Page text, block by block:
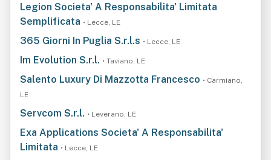
Legion Societa' A Responsabilita' Limitata
Semplificata • Lecce, LE
365 Giorni In Puglia S.r.l.s • Lecce, LE
Im Evolution S.r.l. • Taviano, LE
Salento Luxury Di Mazzotta Francesco • Carmiano,
LE
Servcom S.r.l. • Leverano, LE
Exa Applications Societa' A Responsabilita'
Limitata • Lecce, LE